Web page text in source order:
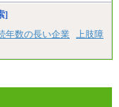
]
年数の長い企業
上肢障